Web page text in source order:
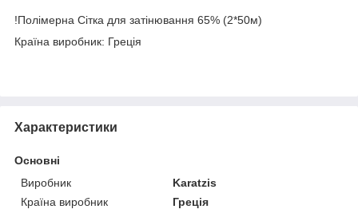
!Полімерна Сітка для затінювання 65% (2*50м)
Країна виробник: Греція
Характеристики
Основні
Виробник
Karatzis
Країна виробник
Греція